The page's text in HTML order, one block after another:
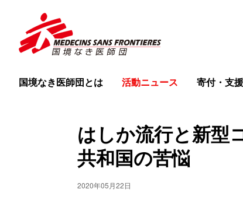
国境なき医師団とは 活動ニュース 寄付・支援
はしか流行と新型
共和国の苦悩
2020年05月22日